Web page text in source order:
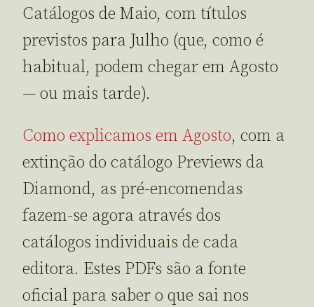
Catálogos de Maio, com títulos
previstos para Julho (que, como é
habitual, podem chegar em Agosto
— ou mais tarde).
Como explicamos em Agosto, com a
extinção do catálogo Previews da
Diamond, as pré-encomendas
fazem-se agora através dos
catálogos individuais de cada
editora. Estes PDFs são a fonte
oficial para saber o que sai nos